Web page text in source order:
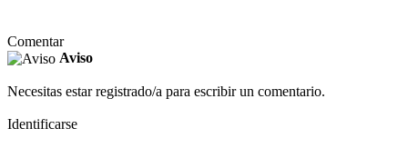
Comentar
Aviso
Necesitas estar registrado/a para escribir un comentario.
Identificarse